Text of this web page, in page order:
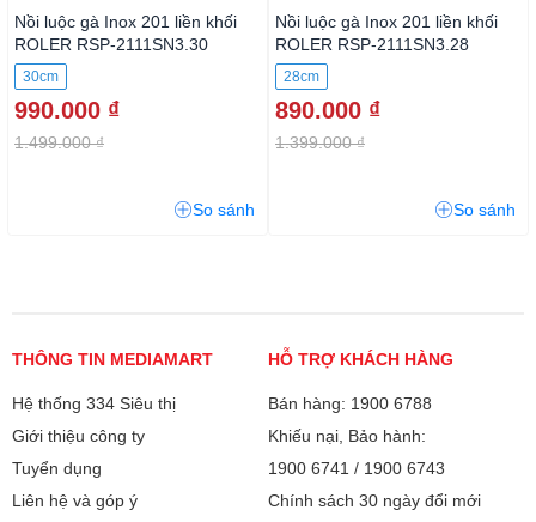
Nồi luộc gà Inox 201 liền khối
ROLER RSP-2111SN3.30
30cm
990.000 ₫
1.499.000 ₫
So sánh
Nồi luộc gà Inox 201 liền khối
ROLER RSP-2111SN3.28
28cm
890.000 ₫
1.399.000 ₫
So sánh
THÔNG TIN MEDIAMART
Hệ thống 334 Siêu thị
Giới thiệu công ty
Tuyển dụng
Liên hệ và góp ý
HỖ TRỢ KHÁCH HÀNG
Bán hàng: 1900 6788
Khiếu nại, Bảo hành:
1900 6741 / 1900 6743
Chính sách 30 ngày đổi mới